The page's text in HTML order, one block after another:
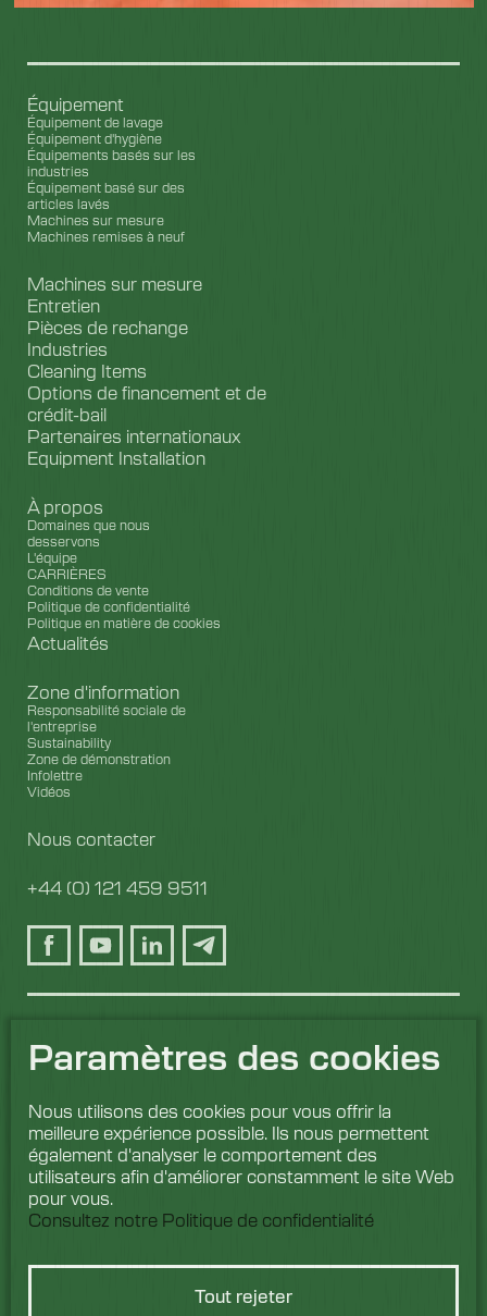
Paramètres des cookies
Nous utilisons des cookies pour vous offrir la
meilleure expérience possible. Ils nous permettent
également d'analyser le comportement des
utilisateurs afin d'améliorer constamment le site Web
pour vous.
Consultez notre Politique de confidentialité
Tout rejeter
Équipement
Équipement de lavage
Équipement d'hygiène
Équipements basés sur les
industries
Équipement basé sur des
articles lavés
Machines sur mesure
Machines remises à neuf
Machines sur mesure
Entretien
Pièces de rechange
Industries
Cleaning Items
Options de financement et de
crédit-bail
Partenaires internationaux
Equipment Installation
À propos
Domaines que nous
desservons
L'équipe
CARRIÈRES
Conditions de vente
Politique de confidentialité
Politique en matière de cookies
Actualités
Zone d'information
Responsabilité sociale de
l'entreprise
Sustainability
Zone de démonstration
Infolettre
Vidéos
Nous contacter
+44 (0) 121 459 9511